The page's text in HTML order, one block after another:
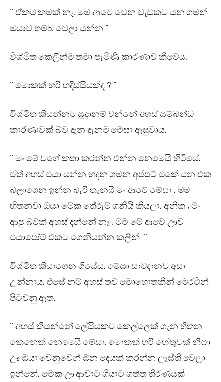
” ඒකට කමක් නෑ. මම ආවෙ වෙන වැඩකට යන ගමන්
ඔයාව හම්බ වෙලා යන්න ”
විශ්මිත කෙලින්ම තමා පැමිණි කාරණාව කීවේය.
” මොකක් හරි හදිස්සියක්ද ? ”
විශ්මිත කියන්නට සූදානම් වන්නේ අහස් සම්බන්ධ
කාරණාවක් බව දැන දැනම මේඝා ඇසුවාය.
” මං මේ වගේ කතා කරන්න එන්න නෙමෙයි හිටියේ.
ඒත් අහස් එයා යන්න හදන ගමන අප්සට් එකේ යන එක
බලාගෙන ඉන්න බැරි තැනයි මං ආවේ මේඝා . මම
හිතනවා ඔයා මේක තේරුම් ගනියි කියලා. අනික , මං
ආපු බවක් අහස් දන්නේ නෑ . මම මේ ආවේ ඌව
එයාපෝට් එකට ගෙනියන්න කලින් ”
විශ්මිත කියාගෙන ගියේය. මේඝා සාවදානව අසා
උන්නාය. එසේ නම් අහස් තව මොහොතකින් මෙරටින්
පිටවනු ඇත.
” අහස් කියන්නේ ලේසියකට කෙල්ලෙක් ගැන හිතන
කෙනෙක් නෙමෙයි මේඝා. මොකක් හරි හේතුවක් නිසා
ඌ ඔයා වෙනුවෙන් ඕන දෙයක් කරන්න ලෑස්ති වෙලා
ඉන්නේ. මේක ඌ ආවාට ගියාට ගත්ත තීරණයක්